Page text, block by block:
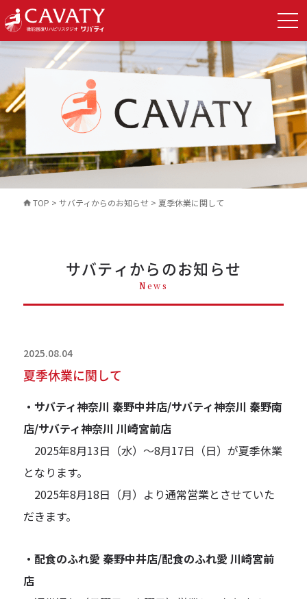
TOP > サバティからのお知らせ> 夏季休業に関して
サバティからのお知らせ
News
2025.08.04
夏季休業に関して
・サバティ神奈川 秦野中井店/サバティ神奈川 秦野南
店/サバティ神奈川 川崎宮前店
2025年8月13日（水）～8月17日（日）が夏季休業
となります。
2025年8月18日（月）より通常営業とさせていた
だきます。
・配食のふれ愛 秦野中井店/配食のふれ愛 川崎宮前
店